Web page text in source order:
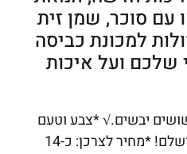
עם סוכר, שמן זית
למכונת כביסה
שלכם ועל איכות
יבשים.√*צבע וטעם
לטעמי פשוט מושלם! *מחיר לצרכן: כ-14